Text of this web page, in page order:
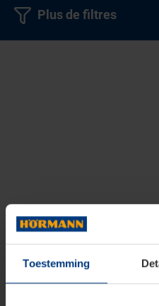
Toestemming
Plus de filtres